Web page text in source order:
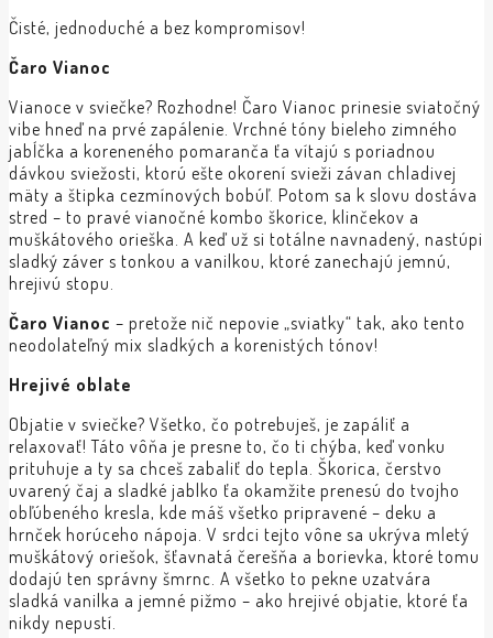
Čisté, jednoduché a bez kompromisov!
Čaro Vianoc
Vianoce v sviečke? Rozhodne! Čaro Vianoc prinesie sviatočný
vibe hneď na prvé zapálenie. Vrchné tóny bieleho zimného
jabĺčka a koreneného pomaranča ťa vítajú s poriadnou
dávkou sviežosti, ktorú ešte okorení svieži závan chladivej
mäty a štipka cezmínových bobúľ. Potom sa k slovu dostáva
stred – to pravé vianočné kombo škorice, klinčekov a
muškátového orieška. A keď už si totálne navnadený, nastúpi
sladký záver s tonkou a vanilkou, ktoré zanechajú jemnú,
hrejivú stopu.
Čaro Vianoc – pretože nič nepovie „sviatky“ tak, ako tento
neodolateľný mix sladkých a korenistých tónov!
Hrejivé oblate
Objatie v sviečke? Všetko, čo potrebuješ, je zapáliť a
relaxovať! Táto vôňa je presne to, čo ti chýba, keď vonku
prituhuje a ty sa chceš zabaliť do tepla. Škorica, čerstvo
uvarený čaj a sladké jablko ťa okamžite prenesú do tvojho
obľúbeného kresla, kde máš všetko pripravené – deku a
hrnček horúceho nápoja. V srdci tejto vône sa ukrýva mletý
muškátový oriešok, šťavnatá čerešňa a borievka, ktoré tomu
dodajú ten správny šmrnc. A všetko to pekne uzatvára
sladká vanilka a jemné pižmo – ako hrejivé objatie, ktoré ťa
nikdy nepustí.